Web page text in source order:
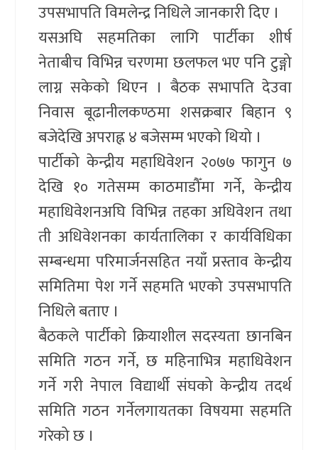
उपसभापति विमलेन्द्र निधिले जानकारी दिए ।
यसअघि सहमतिका लागि पार्टीका शीर्ष
नेताबीच विभिन्न चरणमा छलफल भए पनि टुङ्गो
लाग्न सकेको थिएन । बैठक सभापति देउवा
निवास बूढानीलकण्ठमा शसक्रबार बिहान ९
बजेदेखि अपराह्न ४ बजेसम्म भएको थियो ।
पार्टीको केन्द्रीय महाधिवेशन २०७७ फागुन ७
देखि १० गतेसम्म काठमाडौँमा गर्ने, केन्द्रीय
महाधिवेशनअघि विभिन्न तहका अधिवेशन तथा
ती अधिवेशनका कार्यतालिका र कार्यविधिका
सम्बन्धमा परिमार्जनसहित नयाँ प्रस्ताव केन्द्रीय
समितिमा पेश गर्ने सहमति भएको उपसभापति
निधिले बताए ।
बैठकले पार्टीको क्रियाशील सदस्यता छानबिन
समिति गठन गर्ने, छ महिनाभित्र महाधिवेशन
गर्ने गरी नेपाल विद्यार्थी संघको केन्द्रीय तदर्थ
समिति गठन गर्नेलगायतका विषयमा सहमति
गरेको छ ।